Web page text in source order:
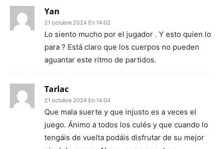
Yan
21 octubre 2024 En 14:02
Lo siento mucho por el jugador . Y esto quien lo
para ? Está claro que los cuerpos no pueden
aguantar este ritmo de partidos.
Tarlac
21 octubre 2024 En 14:04
Que mala suerte y que injusto es a veces el
juego. Ánimo a todos los culés y que cuando lo
tengáis de vuelta podáis disfrutar de su mejor